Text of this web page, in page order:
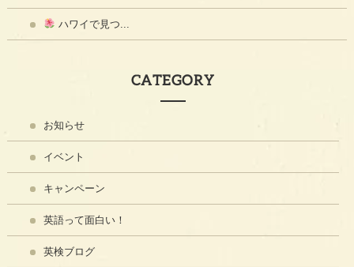
ハワイで見つ...
CATEGORY
お知らせ
イベント
キャンペーン
英語って面白い！
英検ブログ